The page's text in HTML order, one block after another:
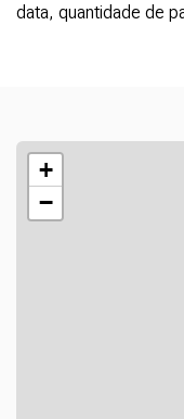
data, quantidade de
+
−